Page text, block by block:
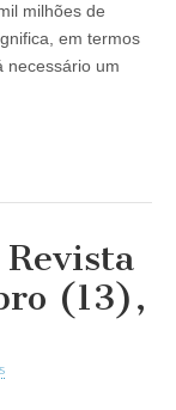
milhões de
em termos
necessário um
(13),